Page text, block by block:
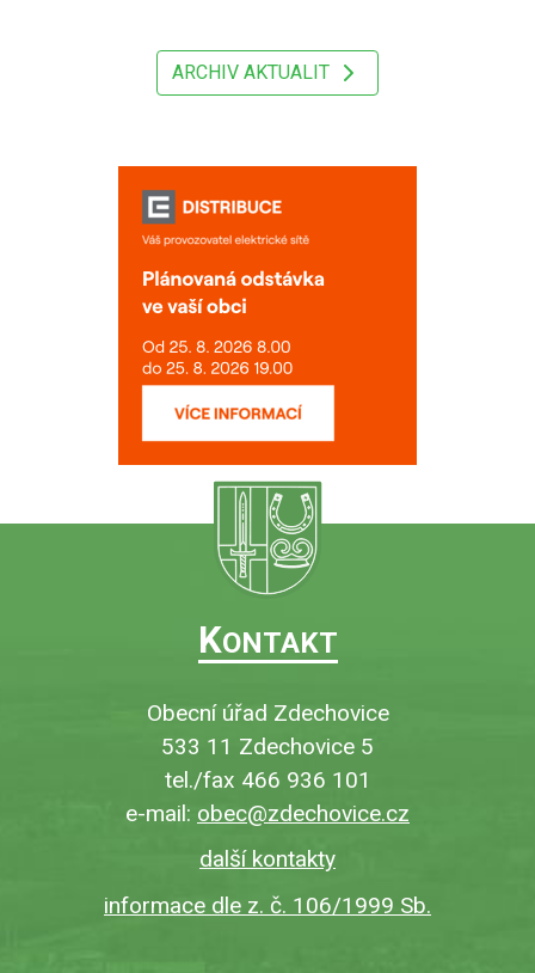
ARCHIV AKTUALIT
KONTAKT
Obecní úřad Zdechovice
533 11 Zdechovice 5
tel./fax 466 936 101
e-mail: obec@zdechovice.cz
další kontakty
informace dle z. č. 106/1999 Sb.